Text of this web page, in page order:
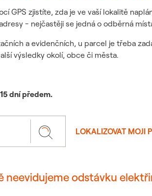
GPS zjistíte, zda je ve vaší lokalitě
- nejčastěji se jedná o odběrná
a evidenčních, u parcel je třeba
výsledky okolí, obce či města.
dní předem.
LOKALIZOVAT MOJI
neevidujeme odstávku